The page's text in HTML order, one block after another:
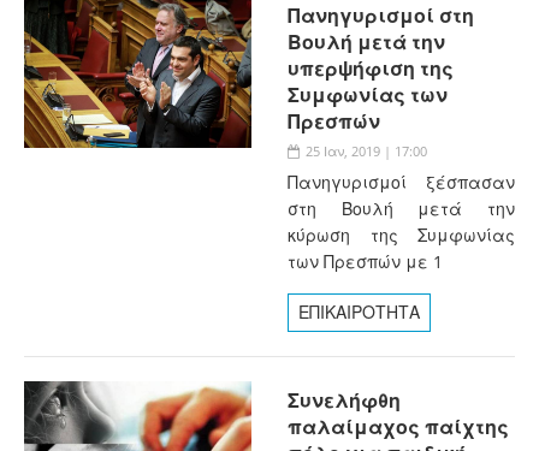
Πανηγυρισμοί στη
Βουλή μετά την
υπερψήφιση της
Συμφωνίας των
Πρεσπών
25 Ιαν, 2019 | 17:00
Πανηγυρισμοί ξέσπασαν
στη Βουλή μετά την
κύρωση της Συμφωνίας
των Πρεσπών με 1
ΕΠΙΚΑΙΡΟΤΗΤΑ
Συνελήφθη
παλαίμαχος παίχτης